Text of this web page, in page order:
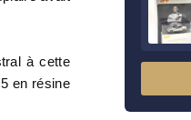
à cette
en résine